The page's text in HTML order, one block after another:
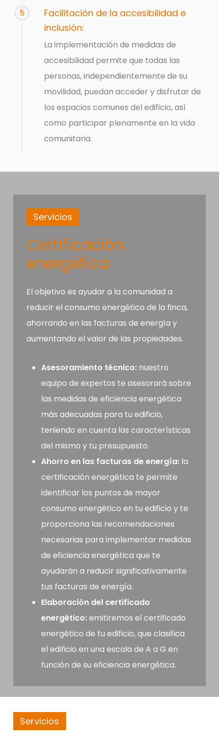
5
Facilitación de la accesibilidad e
inclusión:
La implementación de medidas de
accesibilidad permite que todas las
personas, independientemente de su
movilidad, puedan acceder y disfrutar de
los espacios comunes del edificio, así
como participar plenamente en la vida
comunitaria.
Servicios
Certificación
energética
El objetivo es ayudar a la comunidad a
reducir el consumo energético de la finca,
ahorrando en las facturas de energía y
aumentando el valor de las propiedades.
Asesoramiento técnico:nuestro
equipo de expertos te asesorará sobre
las medidas de eficiencia energética
más adecuadas para tu edificio,
teniendo en cuenta las características
del mismo y tu presupuesto.
Ahorro en las facturas de energía:la
certificación energética te permite
identificar los puntos de mayor
consumo energético en tu edificio y te
proporciona las recomendaciones
necesarias para implementar medidas
de eficiencia energética que te
ayudarán a reducir significativamente
tus facturas de energía.
Elaboración del certificado
energético:emitiremos el certificado
energético de tu edificio, que clasifica
el edificio en una escala de A a G en
función de su eficiencia energética.
Servicios